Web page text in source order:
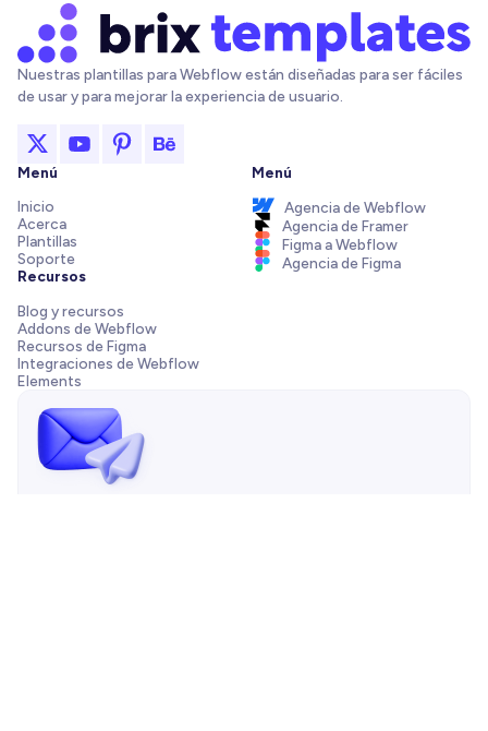
Nuestras plantillas para Webflow están diseñadas para ser fáciles
de usar y para mejorar la experiencia de usuario.
Menú
Inicio
Acerca
Plantillas
Soporte
Recursos
Blog y recursos
Addons de Webflow
Recursos de Figma
Integraciones de Webflow
Elements
Menú
Agencia de Webflow
Agencia de Framer
Figma a Webflow
Agencia de Figma